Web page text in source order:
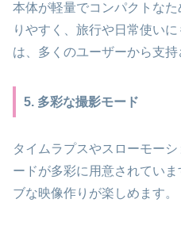
本体が軽量でコンパクトな
りやすく、旅行や日常使い
は、多くのユーザーから支持
5. 多彩な撮影モード
タイムラプスやスローモー
ードが多彩に用意されてい
ブな映像作りが楽しめます。